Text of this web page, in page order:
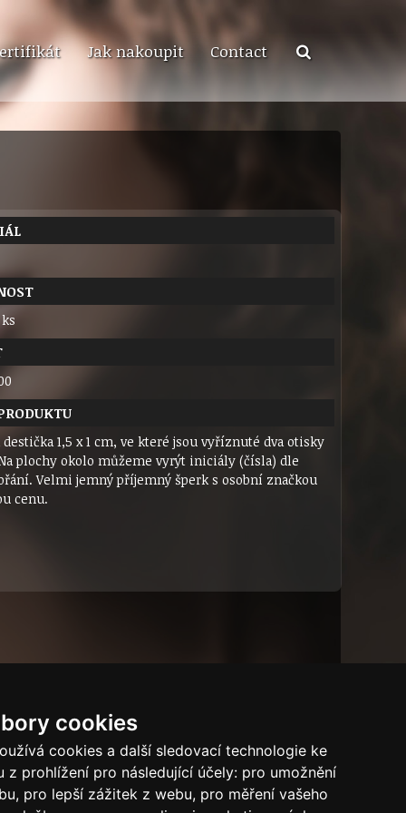
cookies
cookies a další sledovací technologie ke
z prohlížení pro následující účely: pro umožnění
, pro lepší zážitek z webu, pro měření vašeho
Jak nakoupit Contact
1,5 x 1 cm, ve které jsou vyříznuté dva otisky
plochy okolo můžeme vyrýt iniciály (čísla) dle
Velmi jemný příjemný šperk s osobní značkou
cenu.
Puncovní značky